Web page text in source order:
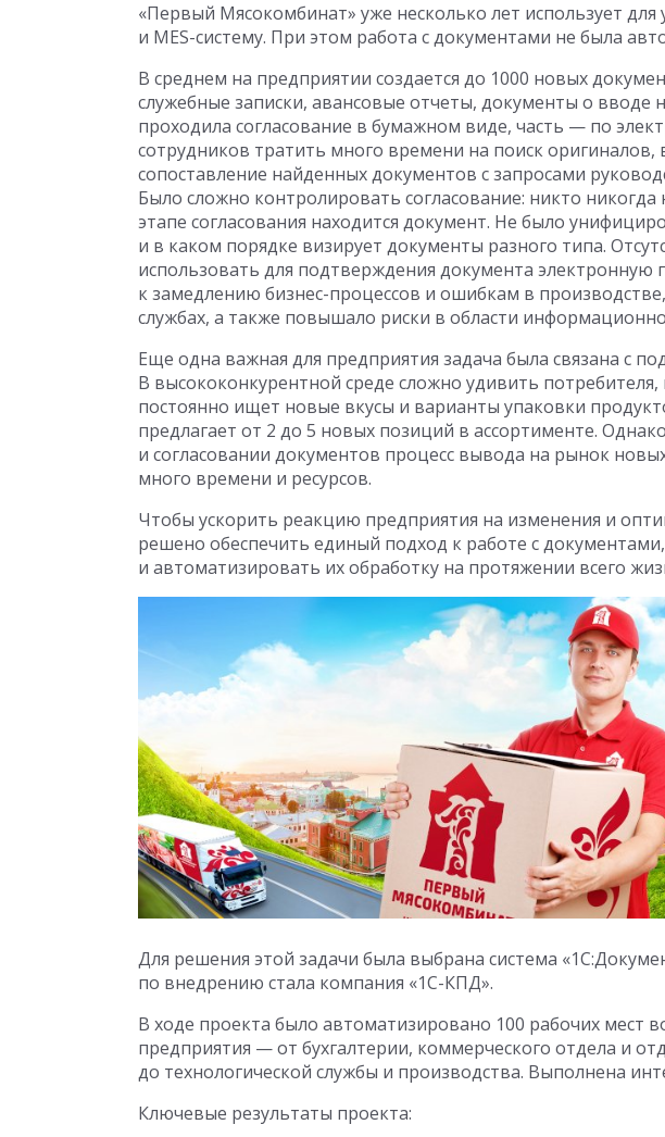
«Первый Мясокомбинат» уже несколько лет использует для
и MES-систему. При этом работа с документами не была
В среднем на предприятии создается до 1000 новых
служебные записки, авансовые отчеты, документы о вводе
проходила согласование в бумажном виде, часть — по
сотрудников тратить много времени на поиск
сопоставление найденных документов с запросами
Было сложно контролировать согласование: никто
этапе согласования находится документ. Не было
и в каком порядке визирует документы разного типа.
использовать для подтверждения документа электронную
к замедлению бизнес-процессов и ошибкам в
службах, а также повышало риски в области
Еще одна важная для предприятия задача была связана с
В высококонкурентной среде сложно удивить
постоянно ищет новые вкусы и варианты упаковки
предлагает от 2 до 5 новых позиций в ассортименте.
и согласовании документов процесс вывода на рынок
много времени и ресурсов.
Чтобы ускорить реакцию предприятия на изменения и
решено обеспечить единый подход к работе с
и автоматизировать их обработку на протяжении всего
Для решения этой задачи была выбрана система
по внедрению стала компания «1С-КПД».
В ходе проекта было автоматизировано 100 рабочих мест
предприятия — от бухгалтерии, коммерческого отдела и
до технологической службы и производства. Выполнена
Ключевые результаты проекта: